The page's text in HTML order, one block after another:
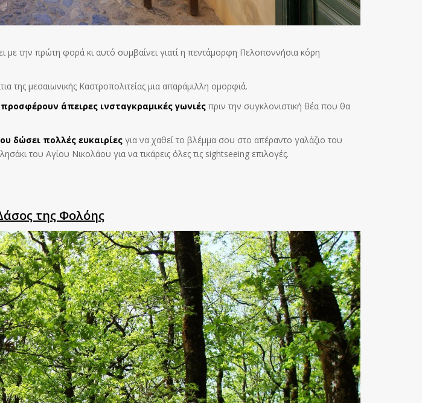
με την πρώτη φορά κι αυτό συμβαίνει γιατί η πεντάμορφη Πελοποννήσια κόρη
της μεσαιωνικής Καστροπολιτείας μια απαράμιλλη ομορφιά.
άπειρες ινσταγκραμικές γωνιές πριν την συγκλονιστική θέα που θα
δώσει πολλές ευκαιρίες για να χαθεί το βλέμμα σου στο απέραντο γαλάζιο του
του Αγίου Νικολάου για να τικάρεις όλες τις sightseeing επιλογές.
της Φολόης